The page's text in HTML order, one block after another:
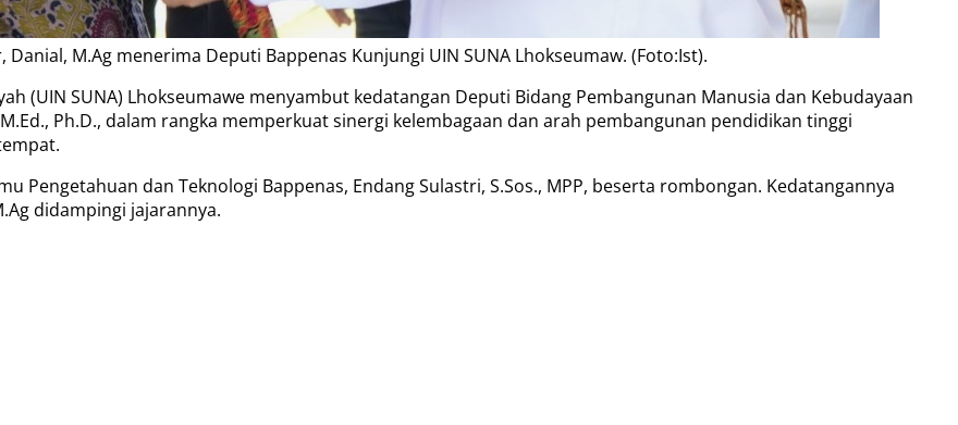
M.Ag menerima Deputi Bappenas Kunjungi UIN SUNA Lhokseumaw. (Foto:Ist).
(UIN SUNA) Lhokseumawe menyambut kedatangan Deputi Bidang Pembangunan Manusia dan Kebudayaan
Ph.D., dalam rangka memperkuat sinergi kelembagaan dan arah pembangunan pendidikan tinggi
dan Teknologi Bappenas, Endang Sulastri, S.Sos., MPP, beserta rombongan. Kedatangannya
didampingi jajarannya.